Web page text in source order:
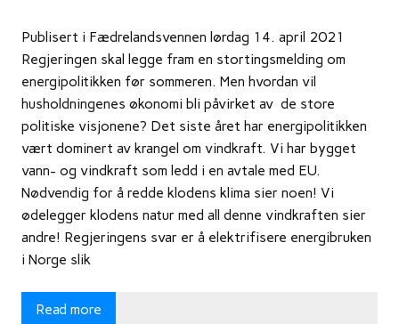
Publisert i Fædrelandsvennen lørdag 14. april 2021
Regjeringen skal legge fram en stortingsmelding om
energipolitikken før sommeren. Men hvordan vil
husholdningenes økonomi bli påvirket av de store
politiske visjonene? Det siste året har energipolitikken
vært dominert av krangel om vindkraft. Vi har bygget
vann- og vindkraft som ledd i en avtale med EU.
Nødvendig for å redde klodens klima sier noen! Vi
ødelegger klodens natur med all denne vindkraften sier
andre! Regjeringens svar er å elektrifisere energibruken
i Norge slik
Read more